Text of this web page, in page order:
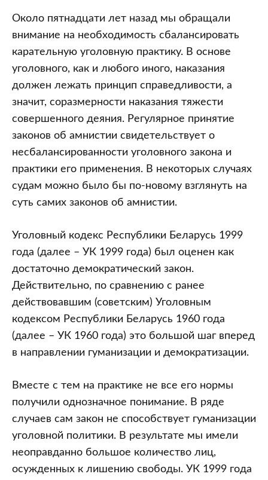
Около пятнадцати лет назад мы обращали
внимание на необходимость сбалансировать
карательную уголовную практику. В основе
уголовного, как и любого иного, наказания
должен лежать принцип справедливости, а
значит, соразмерности наказания тяжести
совершенного деяния. Регулярное принятие
законов об амнистии свидетельствует о
несбалансированности уголовного закона и
практики его применения. В некоторых случаях
судам можно было бы по-новому взглянуть на
суть самих законов об амнистии.
Уголовный кодекс Республики Беларусь 1999
года (далее – УК 1999 года) был оценен как
достаточно демократический закон.
Действительно, по сравнению с ранее
действовавшим (советским) Уголовным
кодексом Республики Беларусь 1960 года
(далее – УК 1960 года) это большой шаг вперед
в направлении гуманизации и демократизации.
Вместе с тем на практике не все его нормы
получили однозначное понимание. В ряде
случаев сам закон не способствует гуманизации
уголовной политики. В результате мы имели
неоправданно большое количество лиц,
осужденных к лишению свободы. УК 1999 года